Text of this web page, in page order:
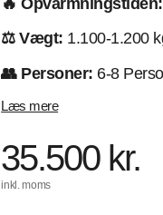
🔥 Opvarmningstiden:
⚖️ Vægt: 1.100-1.200
👥 Personer: 6-8
Læs mere
35.500 kr.
inkl. moms